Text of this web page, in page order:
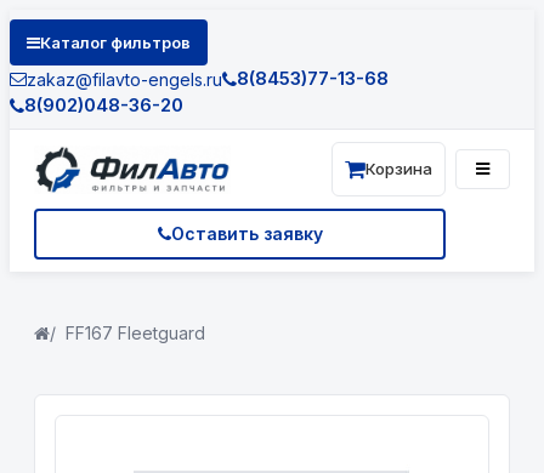
Каталог фильтров
zakaz@filavto-engels.ru
8(8453)77-13-68
8(902)048-36-20
Оставить заявку
Корзина
FF167 Fleetguard